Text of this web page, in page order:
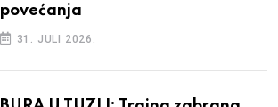
povećanja
31. JULI 2026.